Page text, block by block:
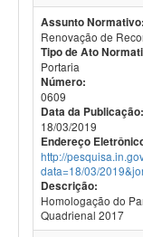
Assunto Normativo:
Renovação de
Tipo de Ato
Portaria
Número:
0609
Data da Publicação:
18/03/2019
Endereço
http://
data=18/03/
Descrição:
Homologação do
Quadrienal 2017